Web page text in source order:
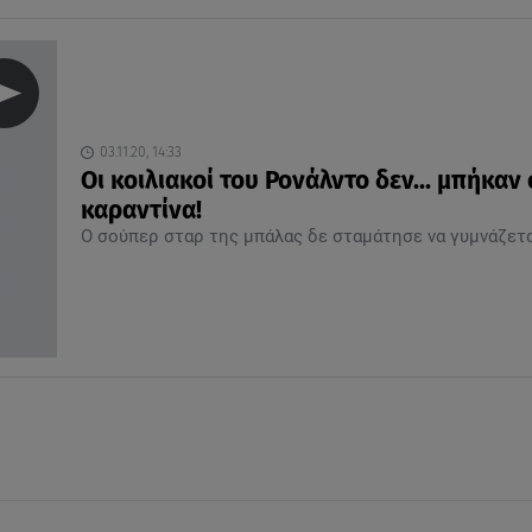
03.11.20, 14:33
Οι κοιλιακοί του Ρονάλντο δεν... μπήκαν
καραντίνα!
Ο σούπερ σταρ της μπάλας δε σταμάτησε να